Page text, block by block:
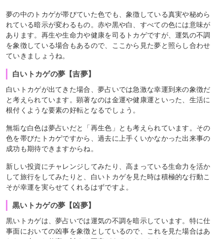
夢の中のトカゲが帯びていた色でも、象徴している真実や秘めら
れている暗示が変わるもの。赤や黒や白、すべての色には意味が
あります。再生や生命力や健康を司るトカゲですが、運気の不調
を象徴している場合もあるので、ここから見た夢と照らし合わせ
ていきましょうね。
白いトカゲの夢【吉夢】
白いトカゲが出てきた場合、夢占いでは急激な幸運到来の象徴だ
と考えられています。顕著なのは金運や健康運といった、生活に
根付くような要素の好転となるでしょう。
無垢な白色は夢占いだと「再生色」とも考えられています。その
色を帯びたトカゲですから、過去に上手くいかなかった出来事の
成功も期待できますからね。
新しい投資にチャレンジしてみたり、高まっている生命力を活か
して旅行をしてみたりと、白いトカゲを見た時は積極的な行動こ
そが幸運を実らせてくれるはずですよ。
黒いトカゲの夢【凶夢】
黒いトカゲは、夢占いでは運気の不調を暗示しています。特に仕
事面においての凶事を象徴としているので、これを見た場合はあ